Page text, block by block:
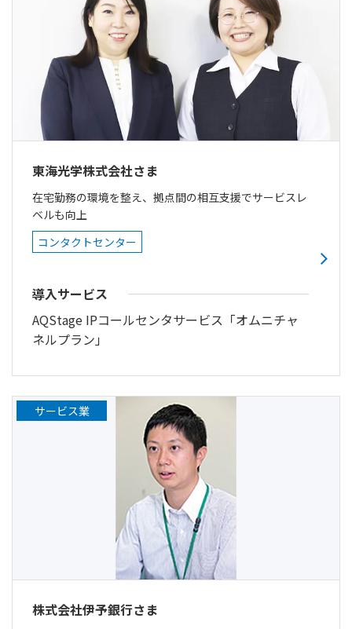
東海光学株式会社さま
在宅勤務の環境を整え、拠点間の相互支援でサービスレ
ベルも向上
コンタクトセンター
導入サービス
AQStage IPコールセンタサービス「オムニチャ
ネルプラン」
株式会社伊予銀行さま
サービス業